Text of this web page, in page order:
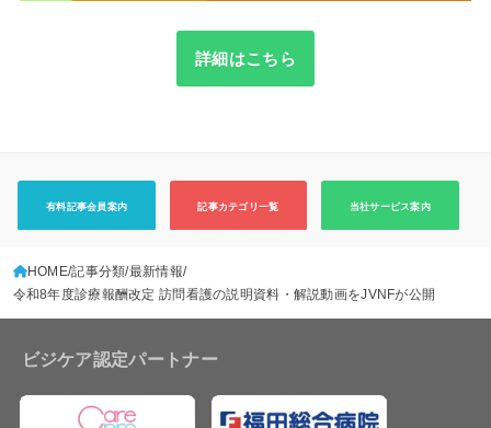
詳細はこちら
有料記事会員案内 記事カテゴリ一覧 当社サービス案内
HOME 記事分類 最新情報
令和8年度診療報酬改定 訪問看護の説明資料・解説動画をJVNFが公開
ビジケア認定パートナー